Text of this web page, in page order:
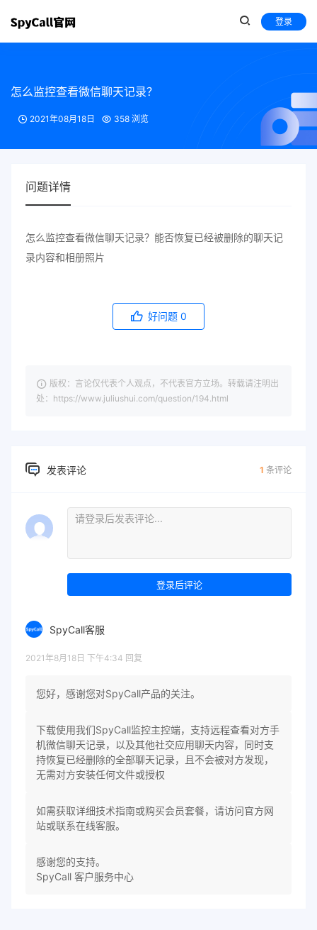
登录
怎么监控查看微信聊天记录？
2021年08月18日 358 浏览
问题详情
怎么监控查看微信聊天记录？能否恢复已经被删除的聊天记
录内容和相册照片
好问题 0
版权：言论仅代表个人观点，不代表官方立场。转载请注明出
处：https://www.juliushui.com/question/194.html
发表评论 1 条评论
登录后评论
SpyCall客服
2021年8月18日 下午4:34 回复
您好，感谢您对SpyCall产品的关注。
下载使用我们SpyCall监控主控端，支持远程查看对方手
机微信聊天记录，以及其他社交应用聊天内容，同时支
持恢复已经删除的全部聊天记录，且不会被对方发现，
无需对方安装任何文件或授权
如需获取详细技术指南或购买会员套餐，请访问官方网
站或联系在线客服。
感谢您的支持。
SpyCall 客户服务中心